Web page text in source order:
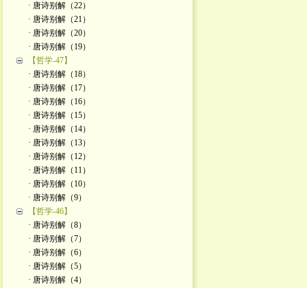
· 唐诗别解（22）
· 唐诗别解（21）
· 唐诗别解（20）
· 唐诗别解（19）
【哲学-47】
· 唐诗别解（18）
· 唐诗别解（17）
· 唐诗别解（16）
· 唐诗别解（15）
· 唐诗别解（14）
· 唐诗别解（13）
· 唐诗别解（12）
· 唐诗别解（11）
· 唐诗别解（10）
· 唐诗别解（9）
【哲学-46】
· 唐诗别解（8）
· 唐诗别解（7）
· 唐诗别解（6）
· 唐诗别解（5）
· 唐诗别解（4）